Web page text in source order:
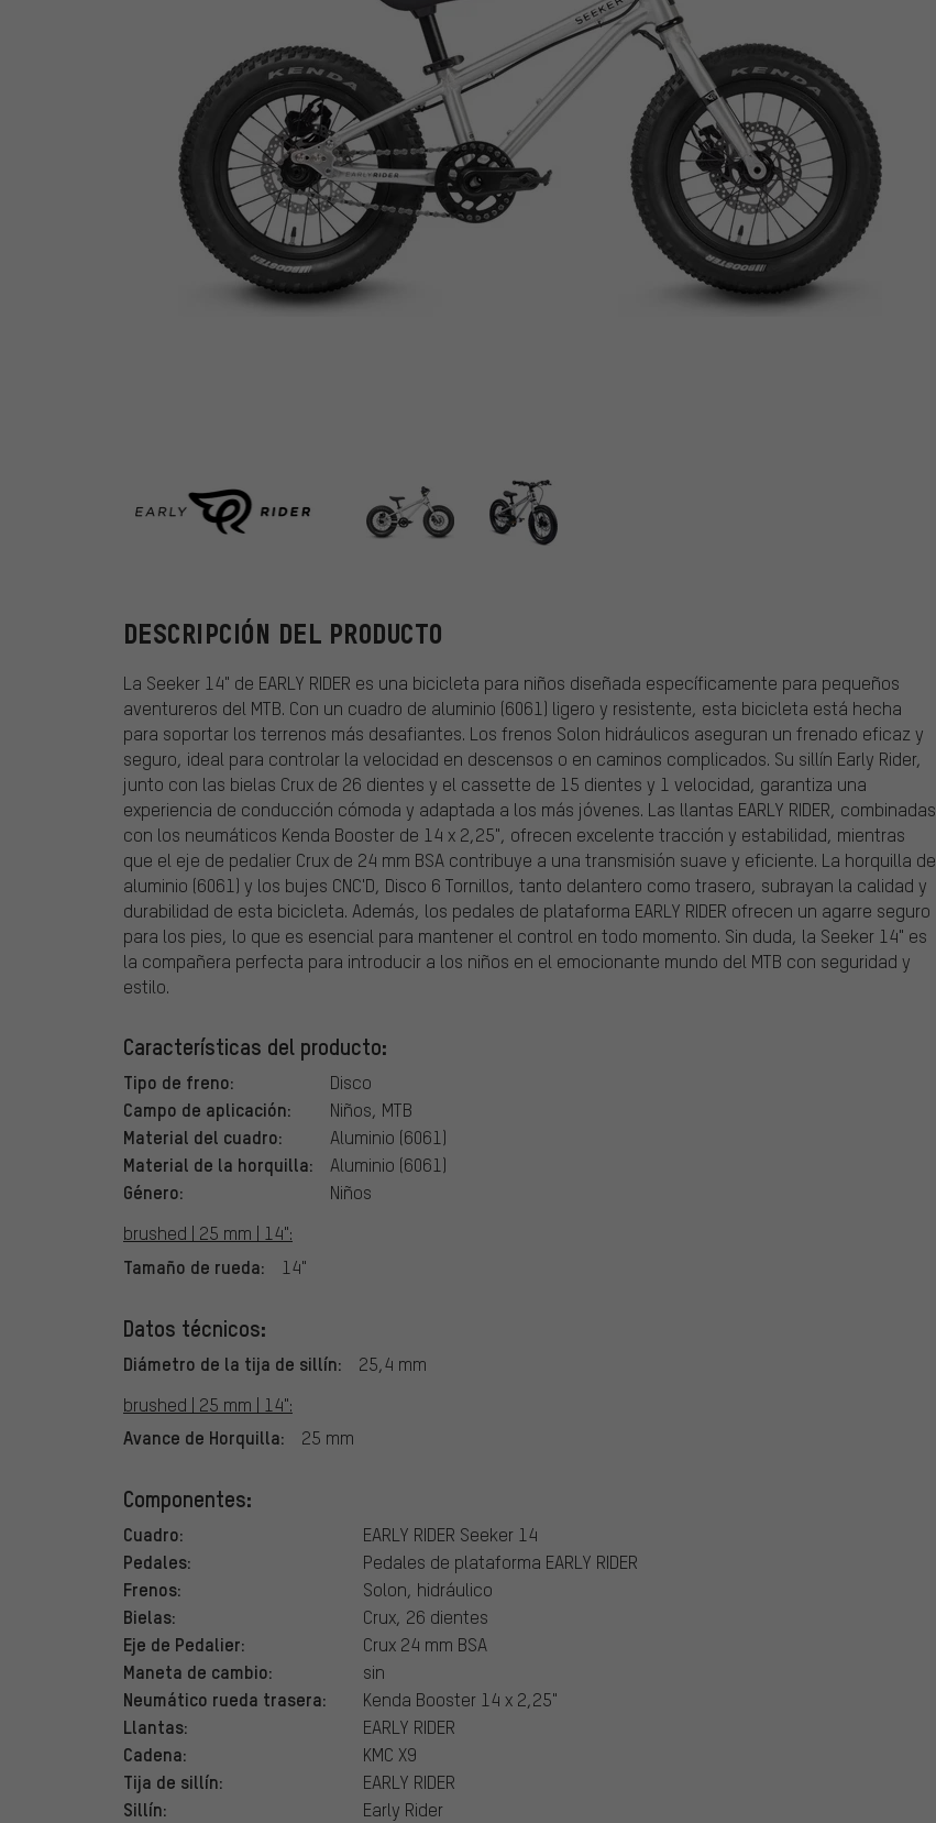
EARLY RIDER
DESCRIPCIÓN DEL PRODUCTO
La Seeker 14" de EARLY RIDER es una bicicleta para niños diseñada específicamente para pequeños
aventureros del MTB. Con un cuadro de aluminio (6061) ligero y resistente, esta bicicleta está hecha
para soportar los terrenos más desafiantes. Los frenos Solon hidráulicos aseguran un frenado eficaz y
seguro, ideal para controlar la velocidad en descensos o en caminos complicados. Su sillín Early Rider,
junto con las bielas Crux de 26 dientes y el cassette de 15 dientes y 1 velocidad, garantiza una
experiencia de conducción cómoda y adaptada a los más jóvenes. Las llantas EARLY RIDER, combinadas
con los neumáticos Kenda Booster de 14 x 2,25", ofrecen excelente tracción y estabilidad, mientras
que el eje de pedalier Crux de 24 mm BSA contribuye a una transmisión suave y eficiente. La horquilla de
aluminio (6061) y los bujes CNC'D, Disco 6 Tornillos, tanto delantero como trasero, subrayan la calidad y
durabilidad de esta bicicleta. Además, los pedales de plataforma EARLY RIDER ofrecen un agarre seguro
para los pies, lo que es esencial para mantener el control en todo momento. Sin duda, la Seeker 14" es
la compañera perfecta para introducir a los niños en el emocionante mundo del MTB con seguridad y
estilo.
Características del producto:
Tipo de freno: Disco
Campo de aplicación: Niños, MTB
Material del cuadro: Aluminio (6061)
Material de la horquilla: Aluminio (6061)
Género:
Niños
brushed | 25 mm | 14":
Tamaño de rueda: 14"
Datos técnicos:
Diámetro de la tija de sillín:
25,4 mm
brushed | 25 mm | 14":
Avance de Horquilla: 25 mm
Componentes:
Cuadro: EARLY RIDER Seeker 14
Pedales: Pedales de plataforma EARLY RIDER
Frenos: Solon, hidráulico
Bielas: Crux, 26 dientes
Eje de Pedalier: Crux 24 mm BSA
Maneta de cambio: sin
Neumático rueda trasera: Kenda Booster 14 x 2,25"
Llantas: EARLY RIDER
Cadena: KMC X9
Tija de sillín: EARLY RIDER
Sillín: Early Rider